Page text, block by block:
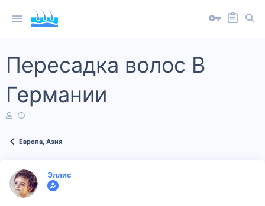
Пересадка волос В
Германии
А
о
е
м
ы
Д
а
ч
а
л
а
Европа, Азия
Эллис